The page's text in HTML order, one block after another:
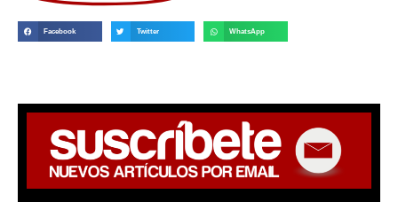
Facebook Twitter WhatsApp